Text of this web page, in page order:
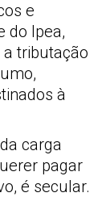
e
do Ipea,
tributação
à
carga
pagar
é secular.